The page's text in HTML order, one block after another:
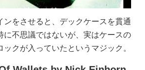
ンをさせると、デックケースを貫通
に不思議ではないが、実はケースの
クが入っていたというマジック。